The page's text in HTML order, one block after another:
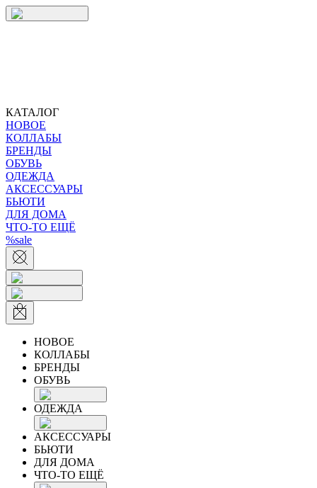
КАТАЛОГ
НОВОЕ
КОЛЛАБЫ
БРЕНДЫ
ОБУВЬ
ОДЕЖДА
АКСЕССУАРЫ
БЬЮТИ
ДЛЯ ДОМА
ЧТО-ТО ЕЩЁ
%sale
НОВОЕ
КОЛЛАБЫ
БРЕНДЫ
ОБУВЬ
ОДЕЖДА
АКСЕССУАРЫ
БЬЮТИ
ДЛЯ ДОМА
ЧТО-ТО ЕЩЁ